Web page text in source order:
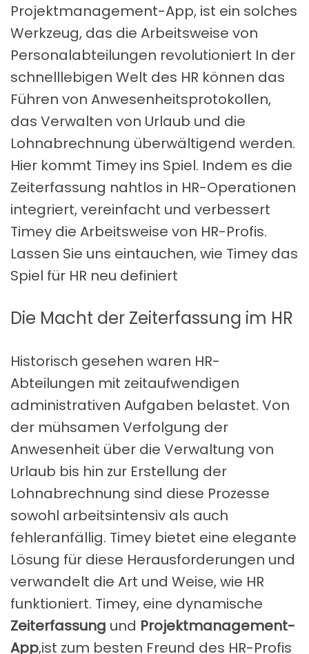
Projektmanagement-App, ist ein solches
Werkzeug, das die Arbeitsweise von
Personalabteilungen revolutioniert In der
schnelllebigen Welt des HR können das
Führen von Anwesenheitsprotokollen,
das Verwalten von Urlaub und die
Lohnabrechnung überwältigend werden.
Hier kommt Timey ins Spiel. Indem es die
Zeiterfassung nahtlos in HR-Operationen
integriert, vereinfacht und verbessert
Timey die Arbeitsweise von HR-Profis.
Lassen Sie uns eintauchen, wie Timey das
Spiel für HR neu definiert
Die Macht der Zeiterfassung im HR
Historisch gesehen waren HR-
Abteilungen mit zeitaufwendigen
administrativen Aufgaben belastet. Von
der mühsamen Verfolgung der
Anwesenheit über die Verwaltung von
Urlaub bis hin zur Erstellung der
Lohnabrechnung sind diese Prozesse
sowohl arbeitsintensiv als auch
fehleranfällig. Timey bietet eine elegante
Lösung für diese Herausforderungen und
verwandelt die Art und Weise, wie HR
funktioniert. Timey, eine dynamische
Zeiterfassung und Projektmanagement-
App,ist zum besten Freund des HR-Profis